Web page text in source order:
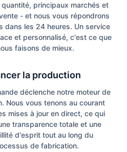
principaux marchés et
- et nous vous répondrons
dans les 24 heures. Un service
et personnalisé, c'est ce que
faisons de mieux.
la production
déclenche notre moteur de
Nous vous tenons au courant
mises à jour en direct, ce qui
transparence totale et une
d'esprit tout au long du
de fabrication.